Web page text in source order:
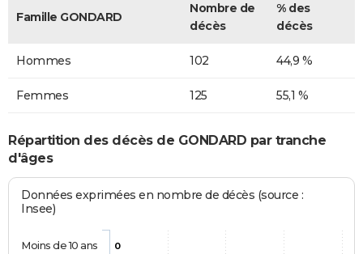
Famille GONDARD
Nombre de
décès
% des
décès
Hommes 102 44,9 %
Femmes 125 55,1 %
Répartition des décès de GONDARD par tranche
d'âges
Données exprimées en nombre de décès (source :
Insee)
0
Moins de 10 ans